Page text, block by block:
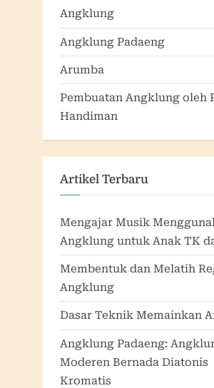
Angklung
Angklung Padaeng
Arumba
Pembuatan Angklung oleh
Handiman
Artikel Terbaru
Mengajar Musik
Angklung untuk Anak TK
Membentuk dan Melatih
Angklung
Dasar Teknik Memainkan
Angklung Padaeng:
Moderen Bernada Diatonis
Kromatis